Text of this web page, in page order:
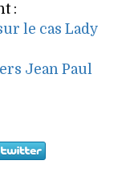
:
le cas Lady
Jean Paul